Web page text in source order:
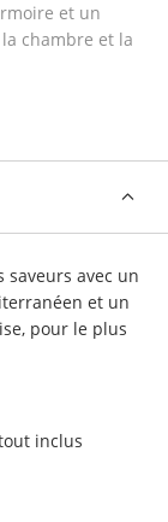
et un
chambre et la
avec un
et un
pour le plus
inclus